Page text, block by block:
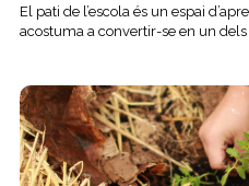
El pati de l’escola és un espai
acostuma a convertir-se en un